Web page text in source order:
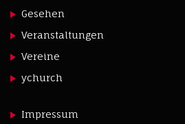
Gesehen
Veranstaltungen
Vereine
ychurch
Impressum